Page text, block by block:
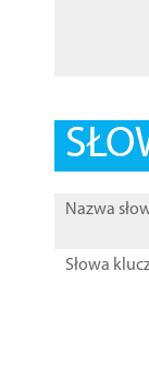
Nazwa
Słowa